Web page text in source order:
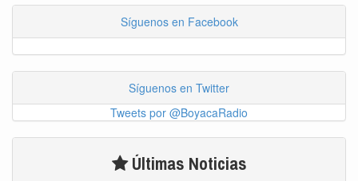
Síguenos en Facebook
Síguenos en Twitter
Tweets por @BoyacaRadio
Últimas Noticias